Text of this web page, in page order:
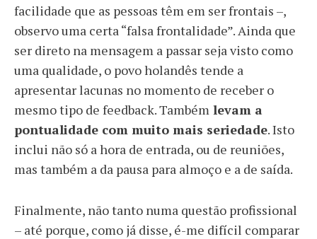
facilidade que as pessoas têm em ser frontais –,
observo uma certa “falsa frontalidade”. Ainda que
ser direto na mensagem a passar seja visto como
uma qualidade, o povo holandês tende a
apresentar lacunas no momento de receber o
mesmo tipo de feedback. Também levam a
pontualidade com muito mais seriedade. Isto
inclui não só a hora de entrada, ou de reuniões,
mas também a da pausa para almoço e a de saída.
Finalmente, não tanto numa questão profissional
– até porque, como já disse, é-me difícil comparar